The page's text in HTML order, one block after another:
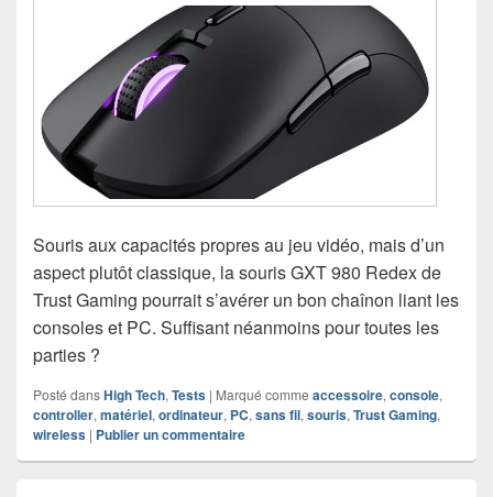
Souris aux capacités propres au jeu vidéo, mais d’un
aspect plutôt classique, la souris GXT 980 Redex de
Trust Gaming pourrait s’avérer un bon chaînon liant les
consoles et PC. Suffisant néanmoins pour toutes les
parties ?
Posté dansHigh Tech, Tests | Marqué comme accessoire, console,
controller, matériel, ordinateur, PC, sans fil, souris, Trust Gaming,
wireless | Publier un commentaire